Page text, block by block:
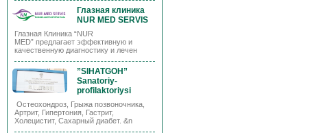
Глазная клиника
NUR MED SERVIS
Глазная Клиника “NUR
MED” предлагает эффективную и
качественную диагностику и лечен
”SIHATGOH”
Sanatoriy-
profilaktoriysi
Остеохондроз, Грыжа позвоночника,
Артрит, Гипертония, Гастрит,
Холецистит, Сахарный диабет. &n